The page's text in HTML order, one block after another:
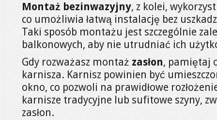
Montaż bezinwazyjny, z kolei,
co umożliwia łatwą instalację bez
Taki sposób montażu jest szczególnie
balkonowych, aby nie utrudniać ich
Gdy rozważasz montaż zasłon, pamiętaj
karnisza. Karnisz powinien być
okno, co pozwoli na prawidłowe
karnisze tradycyjne lub sufitowe szyny,
zasłon.